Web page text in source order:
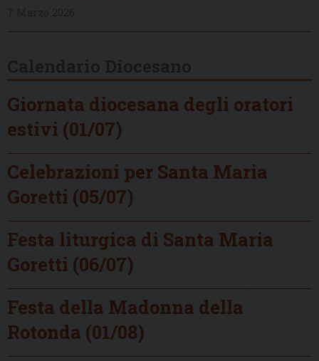
Giornata diocesana degli oratori
estivi (01/07)
Celebrazioni per Santa Maria
Goretti (05/07)
Festa liturgica di Santa Maria
Goretti (06/07)
Festa della Madonna della
Rotonda (01/08)